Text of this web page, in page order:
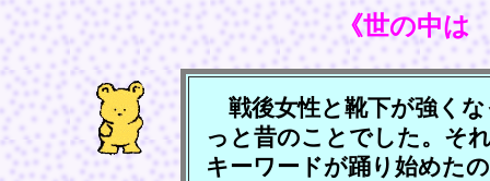
《世の中
戦後女性と靴下が強く
っと昔のことでした。そ
キーワードが踊り始めた